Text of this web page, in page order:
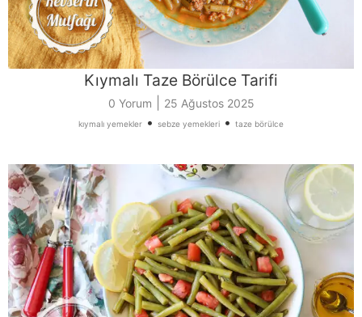
Kıymalı Taze Börülce Tarifi
0 Yorum 25 Ağustos 2025
kıymalı yemekler • sebze yemekleri • taze börülce